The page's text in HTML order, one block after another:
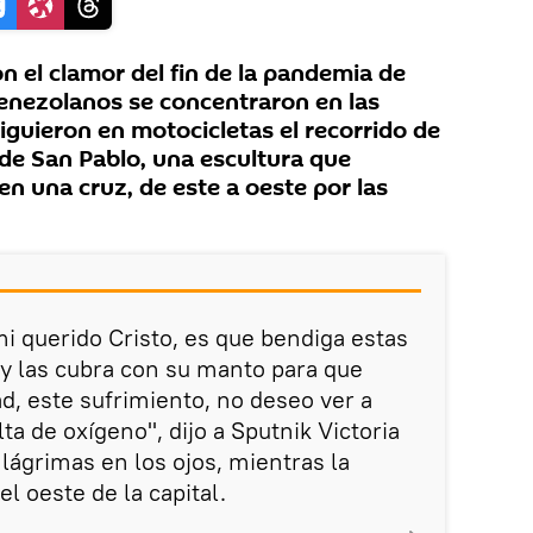
el clamor del fin de la pandemia de
se concentraron en las
en motocicletas el recorrido de
San Pablo, una escultura que
una cruz, de este a oeste por las
querido Cristo, es que bendiga estas
las cubra con su manto para que
este sufrimiento, no deseo ver a
de oxígeno", dijo a Sputnik Victoria
en los ojos, mientras la
oeste de la capital.